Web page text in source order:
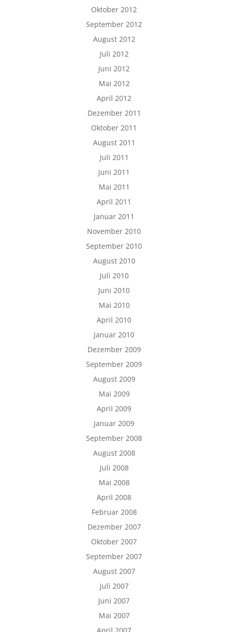
Oktober 2012
September 2012
August 2012
Juli 2012
Juni 2012
Mai 2012
April 2012
Dezember 2011
Oktober 2011
August 2011
Juli 2011
Juni 2011
Mai 2011
April 2011
Januar 2011
November 2010
September 2010
August 2010
Juli 2010
Juni 2010
Mai 2010
April 2010
Januar 2010
Dezember 2009
September 2009
August 2009
Mai 2009
April 2009
Januar 2009
September 2008
August 2008
Juli 2008
Mai 2008
April 2008
Februar 2008
Dezember 2007
Oktober 2007
September 2007
August 2007
Juli 2007
Juni 2007
Mai 2007
April 2007